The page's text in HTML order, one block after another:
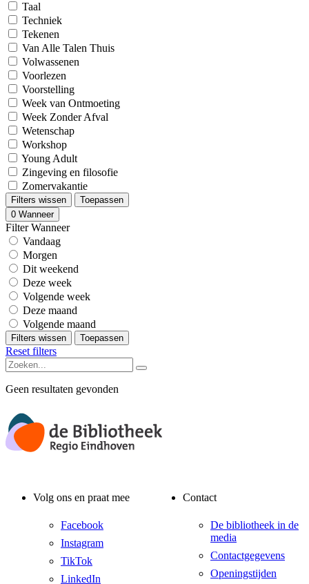
Taal
Techniek
Tekenen
Van Alle Talen Thuis
Volwassenen
Voorlezen
Voorstelling
Week van Ontmoeting
Week Zonder Afval
Wetenschap
Workshop
Young Adult
Zingeving en filosofie
Zomervakantie
Filters wissen
Toepassen
0 Wanneer
Filter Wanneer
Vandaag
Morgen
Dit weekend
Deze week
Volgende week
Deze maand
Volgende maand
Filters wissen Toepassen
Reset filters
Geen resultaten gevonden
Volg ons en praat mee
Facebook
Instagram
TikTok
LinkedIn
Contact
De bibliotheek in de
media
Contactgegevens
Openingstijden